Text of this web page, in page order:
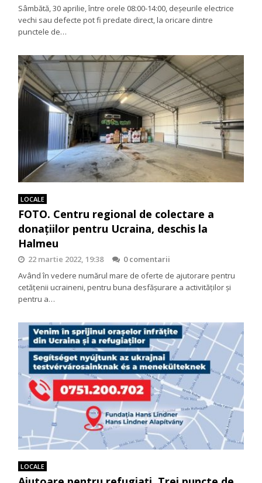
Sâmbătă, 30 aprilie, între orele 08:00-14:00, deșeurile electrice
vechi sau defecte pot fi predate direct, la oricare dintre
punctele de…
LOCALE
FOTO. Centru regional de colectare a
donațiilor pentru Ucraina, deschis la
Halmeu
22 martie 2022, 19:38
0 comentarii
Având în vedere numărul mare de oferte de ajutorare pentru
cetățenii ucraineni, pentru buna desfășurare a activităților și
pentru a…
LOCALE